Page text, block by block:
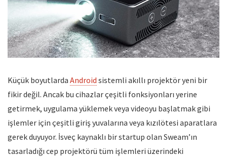
Küçük boyutlarda Android sistemli akıllı projektör yeni bir
fikir değil. Ancak bu cihazlar çeşitli fonksiyonları yerine
getirmek, uygulama yüklemek veya videoyu başlatmak gibi
işlemler için çeşitli giriş yuvalarına veya kızılötesi aparatlara
gerek duyuyor. İsveç kaynaklı bir startup olan Sweam’ın
tasarladığı cep projektörü tüm işlemleri üzerindeki